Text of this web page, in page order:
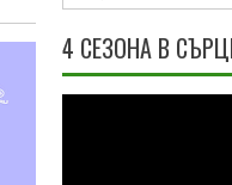
4 СЕЗОНА В